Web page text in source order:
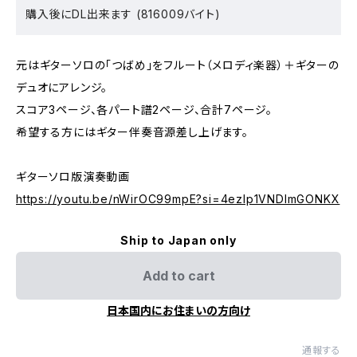
購入後にDL出来ます (816009バイト)
元はギターソロの「つばめ」をフルート（メロディ楽器）＋ギターの
デュオにアレンジ。
スコア3ページ、各パート譜2ページ、合計7ページ。
希望する方にはギター伴奏音源差し上げます。
ギターソロ版演奏動画
https://youtu.be/nWirOC99mpE?si=4ezIp1VNDlmGONKX
Ship to Japan only
Add to cart
日本国内にお住まいの方向け
通報する